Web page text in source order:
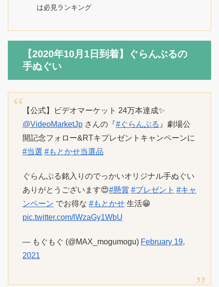
は必見ランキング
【2020年10月1日到着】ぐらんぶるの
手ぬぐい
【公式】ビデオマーケット 24万本達成✨
@VideoMarketJpさんの『#ぐらんぶる 』劇場公
開記念フォロー&RTキプレゼントキャンペーンに
#当選 #もとかせ当選品
ぐらんぶる銘入りのでっかいオリジナル手ぬぐい
ありがとうございます😍#懸賞 #プレゼント #キャ
ンペーン でお得な #もとかせ生活😁
pic.twitter.com/lWzaGy1WbU
— もぐもぐ (@MAX_mogumogu) February 19,
2021